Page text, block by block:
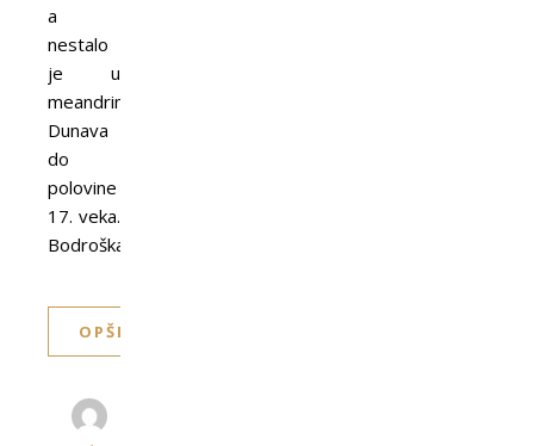
a
nestalo
je u
meandrima
Dunava
do
polovine
17. veka.
Bodroška…
OPŠIRNIJE